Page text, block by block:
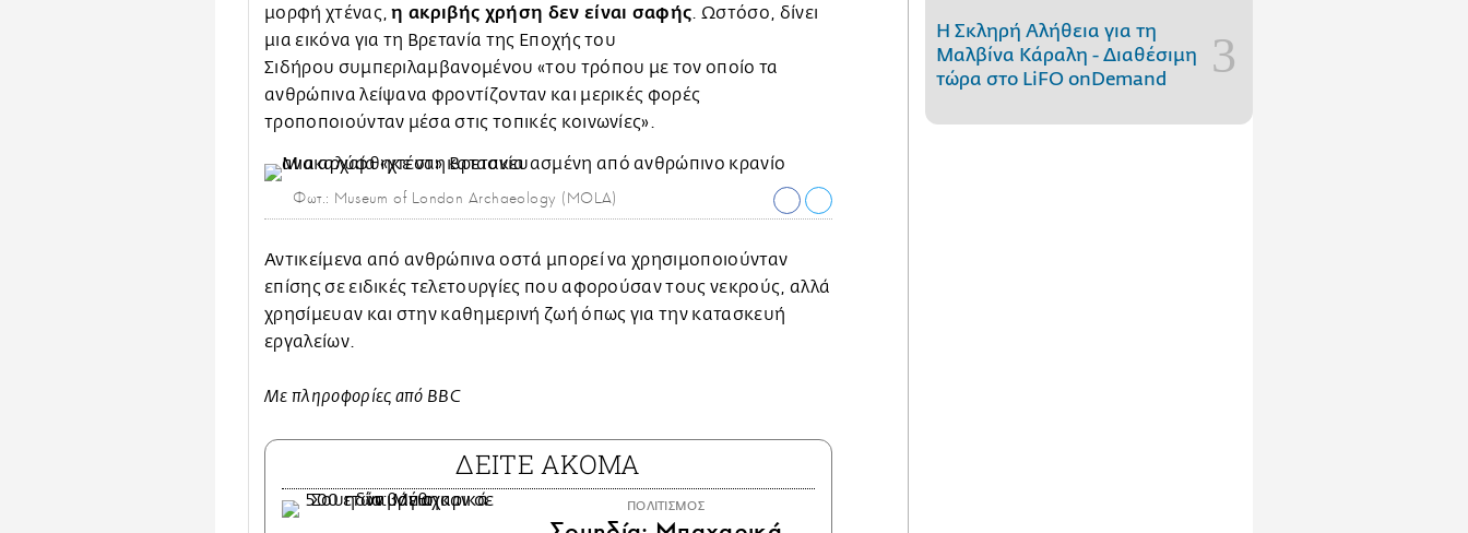
μορφή χτένας,η ακριβής χρήση δεν είναι σαφής. Ωστόσο, δίνει
μια εικόνα για τη Βρετανία της Εποχής του
Σιδήρου συμπεριλαμβανομένου «του τρόπου με τον οποίο τα
ανθρώπινα λείψανα φροντίζονταν και μερικές φορές
τροποποιούνταν μέσα στις τοπικές κοινωνίες».
Φωτ.: Museum of London Archaeology (MOLA)
Αντικείμενα από ανθρώπινα οστά μπορεί να χρησιμοποιούνταν
επίσης σε ειδικές τελετουργίες που αφορούσαν τους νεκρούς, αλλά
χρησίμευαν και στην καθημερινή ζωή όπως για την κατασκευή
εργαλείων.
Με πληροφορίες από BBC
ΔΕΙΤΕ ΑΚΟΜΑ
ΠΟΛΙΤΙΣΜΟΣ
Η Σκληρή Αλήθεια για τη
Μαλβίνα Κάραλη - Διαθέσιμη
τώρα στo LiFO onDemand